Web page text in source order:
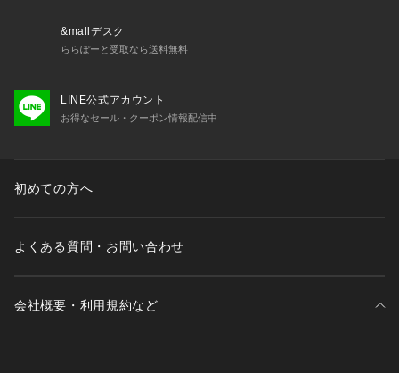
&mallデスク
ららぽーと受取なら送料無料
LINE公式アカウント
お得なセール・クーポン情報配信中
初めての方へ
よくある質問・お問い合わせ
会社概要・利用規約など